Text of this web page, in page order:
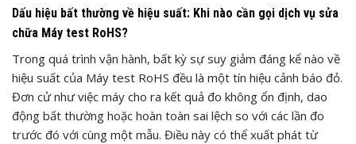
Dấu hiệu bất thường về hiệu suất: Khi nào cần gọi dịch vụ sửa
chữa Máy test RoHS?
Trong quá trình vận hành, bất kỳ sự suy giảm đáng kể nào về
hiệu suất của Máy test RoHS đều là một tín hiệu cảnh báo đỏ.
Đơn cử như việc máy cho ra kết quả đo không ổn định, dao
động bất thường hoặc hoàn toàn sai lệch so với các lần đo
trước đó với cùng một mẫu. Điều này có thể xuất phát từ